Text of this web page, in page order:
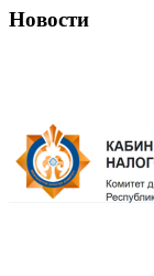
Новости